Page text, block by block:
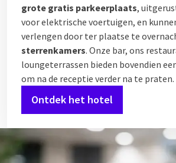
grote gratis parkeerplaats,
voor elektrische voertuigen, en
verlengen door ter plaatse te
sterrenkamers. Onze bar, ons
loungeterrassen bieden bovendien
om na de receptie verder na te praten.
Ontdek het hotel